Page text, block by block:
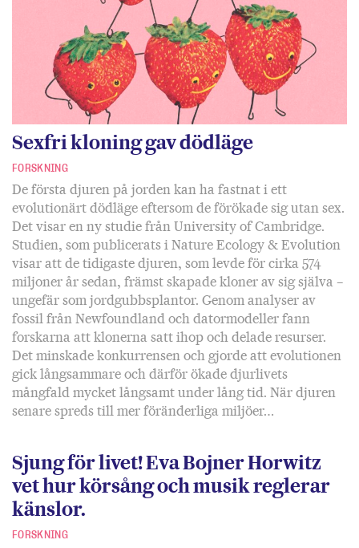
Sexfri kloning gav dödläge
FORSKNING
De första djuren på jorden kan ha fastnat i ett
evolutionärt dödläge eftersom de förökade sig utan sex.
Det visar en ny studie från University of Cambridge.
Studien, som publicerats i Nature Ecology & Evolution
visar att de tidigaste djuren, som levde för cirka 574
miljoner år sedan, främst skapade kloner av sig själva –
ungefär som jordgubbsplantor. Genom analyser av
fossil från Newfoundland och datormodeller fann
forskarna att klonerna satt ihop och delade resurser.
Det minskade konkurrensen och gjorde att evolutionen
gick långsammare och därför ökade djurlivets
mångfald mycket långsamt under lång tid. När djuren
senare spreds till mer föränderliga miljöer…
Sjung för livet! Eva Bojner Horwitz
vet hur körsång och musik reglerar
känslor.
FORSKNING